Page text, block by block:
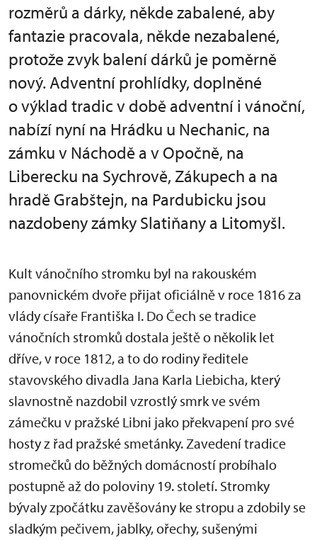
rozměrů a dárky, někde zabalené, aby
fantazie pracovala, někde nezabalené,
protože zvyk balení dárků je poměrně
nový. Adventní prohlídky, doplněné
o výklad tradic v době adventní i vánoční,
nabízí nyní na Hrádku u Nechanic, na
zámku v Náchodě a v Opočně, na
Liberecku na Sychrově, Zákupech a na
hradě Grabštejn, na Pardubicku jsou
nazdobeny zámky Slatiňany a Litomyšl.
Kult vánočního stromku byl na rakouském
panovnickém dvoře přijat oficiálně v roce 1816 za
vlády císaře Františka I. Do Čech se tradice
vánočních stromků dostala ještě o několik let
dříve, v roce 1812, a to do rodiny ředitele
stavovského divadla Jana Karla Liebicha, který
slavnostně nazdobil vzrostlý smrk ve svém
zámečku v pražské Libni jako překvapení pro své
hosty z řad pražské smetánky. Zavedení tradice
stromečků do běžných domácností probíhalo
postupně až do poloviny 19. století. Stromky
bývaly zpočátku zavěšovány ke stropu a zdobily se
sladkým pečivem, jablky, ořechy, sušenými